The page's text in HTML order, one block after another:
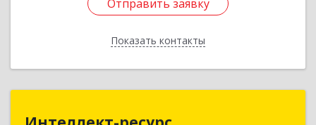
Отправить заявку
Показать контакты
Отправить заявку
Назад